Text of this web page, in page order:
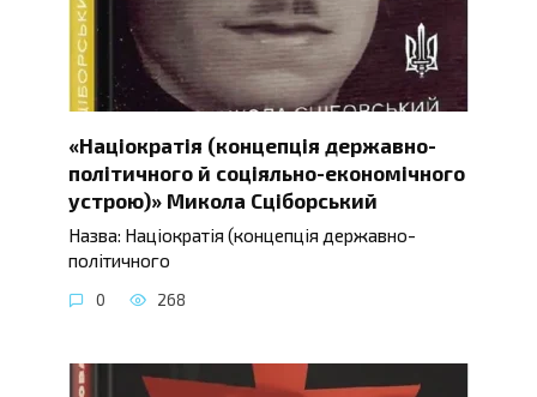
«Націократія (концепція державно-
політичного й соціяльно-економічного
устрою)» Микола Сціборський
Назва: Націократія (концепція державно-
політичного
0 268